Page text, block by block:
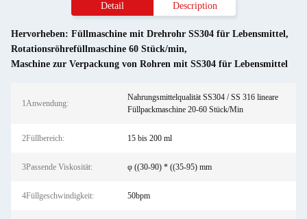
Detail Description
Hervorheben: Füllmaschine mit Drehrohr SS304 für Lebensmittel,
Rotationsröhrefüllmaschine 60 Stück/min,
Maschine zur Verpackung von Rohren mit SS304 für Lebensmittel
1Anwendung:
Nahrungsmittelqualität SS304 / SS 316 lineare
Füllpackmaschine 20-60 Stück/Min
2Füllbereich: 15 bis 200 ml
3Passende Viskosität: φ ((30-90) * ((35-95) mm
4Füllgeschwindigkeit: 50bpm